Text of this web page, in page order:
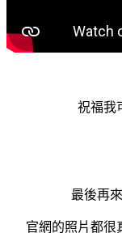
祝福我
最後再
官網的照片都很